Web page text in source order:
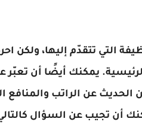
التي تتقدّم إليها، ولكن
يمكنك أيضًا أن
عن الراتب والمنافع
أن تجيب عن السؤال